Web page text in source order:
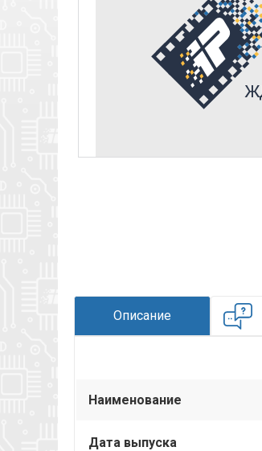
Описание
Наименование
Дата выпуска